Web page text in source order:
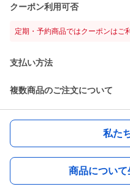
クーポン利用可否
定期・予約商品ではクーポンはご
支払い方法
複数商品のご注文について
私た
商品につい